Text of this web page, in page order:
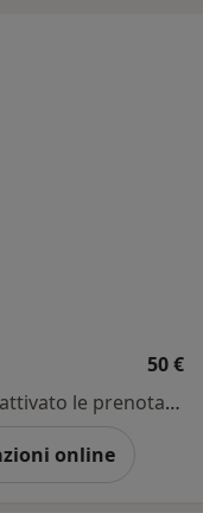
50 €
Questo dottore non ha ancora attivato le prenotazioni online presso questo indirizzo.
online